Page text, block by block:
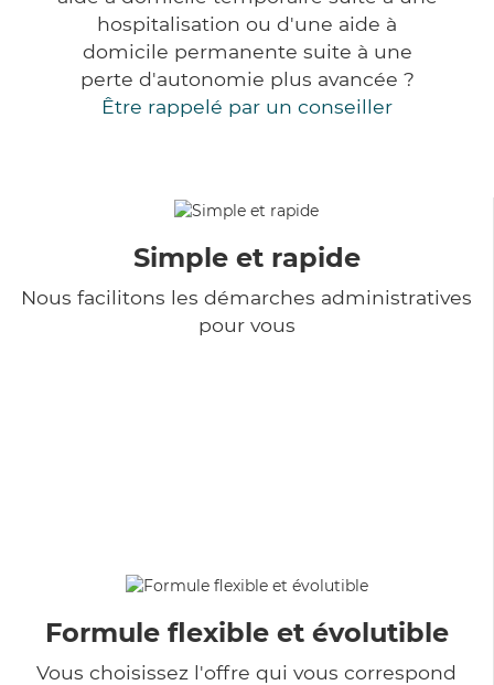
hospitalisation ou d'une aide à
domicile permanente suite à une
perte d'autonomie plus avancée ?
Être rappelé par un conseiller
Simple et rapide
Nous facilitons les démarches administratives
pour vous
Formule flexible et évolutible
Vous choisissez l'offre qui vous correspond